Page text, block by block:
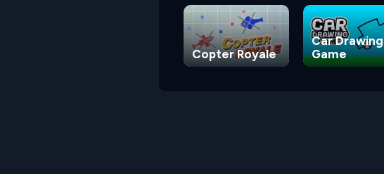
Copter Royale
Car Drawing
Game